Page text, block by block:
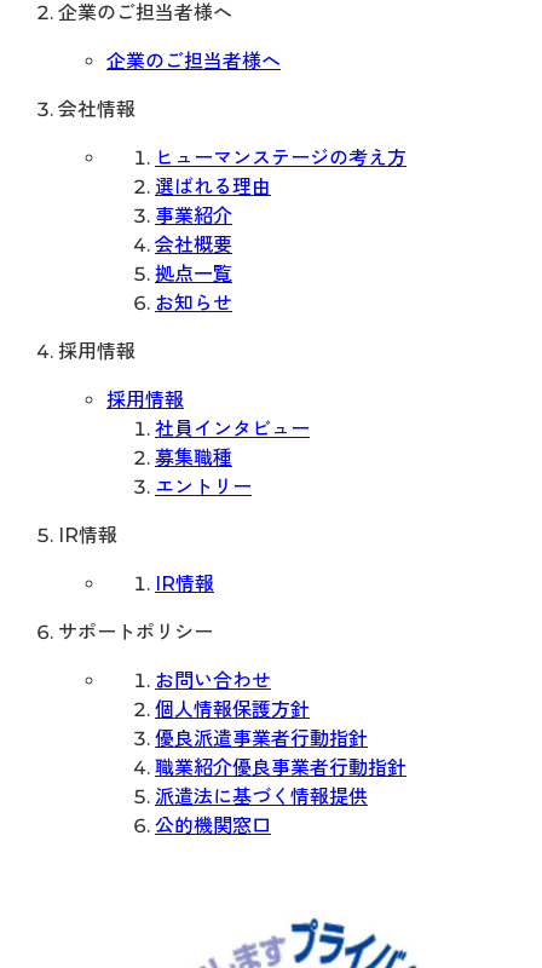
企業のご担当者様へ
企業のご担当者様へ
会社情報
ヒューマンステージの考え方
選ばれる理由
事業紹介
会社概要
拠点一覧
お知らせ
採用情報
採用情報
社員インタビュー
募集職種
エントリー
IR情報
IR情報
サポートポリシー
お問い合わせ
個人情報保護方針
優良派遣事業者行動指針
職業紹介優良事業者行動指針
派遣法に基づく情報提供
公的機関窓口